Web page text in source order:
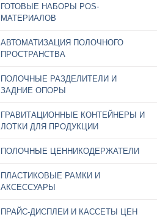
ГОТОВЫЕ НАБОРЫ POS-
МАТЕРИАЛОВ
АВТОМАТИЗАЦИЯ ПОЛОЧНОГО
ПРОСТРАНСТВА
ПОЛОЧНЫЕ РАЗДЕЛИТЕЛИ И
ЗАДНИЕ ОПОРЫ
ГРАВИТАЦИОННЫЕ КОНТЕЙНЕРЫ И
ЛОТКИ ДЛЯ ПРОДУКЦИИ
ПОЛОЧНЫЕ ЦЕННИКОДЕРЖАТЕЛИ
ПЛАСТИКОВЫЕ РАМКИ И
АКСЕССУАРЫ
ПРАЙС-ДИСПЛЕИ И КАССЕТЫ ЦЕН